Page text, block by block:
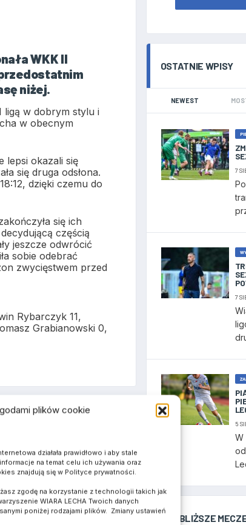
plików cookie
działała prawidłowo i aby stale
na temat celu ich używania oraz
znajdują się w Polityce prywatności.
zgodę na korzystanie z technologii takich jak
WIARA LECHA Twoich danych
poniżej rodzajami plików. Zmiany ustawień
WKK II
niżej.
ligą w dobrym stylu i
w obecnym
lepsi okazali się
się druga odsłona.
dzięki czemu do
się ich
częścią
jeszcze odwrócić
sobie odebrać
zwycięstwem przed
Rybarczyk 11,
Grabianowski 0,
SHARE ON LINKEDIN
OSTATNIE WPISY
NEWEST
7
7
5
W
NAJBLIŻSZE